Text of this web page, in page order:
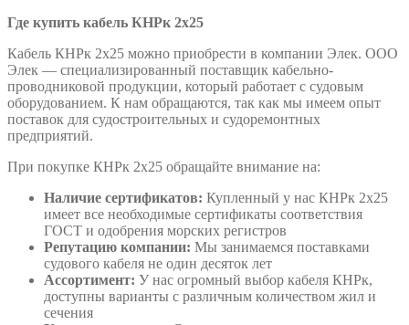
Где купить кабель КНРк 2х25
Кабель КНРк 2х25 можно приобрести в компании Элек. ООО
Элек — специализированный поставщик кабельно-
проводниковой продукции, который работает с судовым
оборудованием. К нам обращаются, так как мы имеем опыт
поставок для судостроительных и судоремонтных
предприятий.
При покупке КНРк 2х25 обращайте внимание на:
Наличие сертификатов: Купленный у нас КНРк 2х25
имеет все необходимые сертификаты соответствия
ГОСТ и одобрения морских регистров
Репутацию компании: Мы занимаемся поставками
судового кабеля не один десяток лет
Ассортимент: У нас огромный выбор кабеля КНРк,
доступны варианты с различным количеством жил и
сечения